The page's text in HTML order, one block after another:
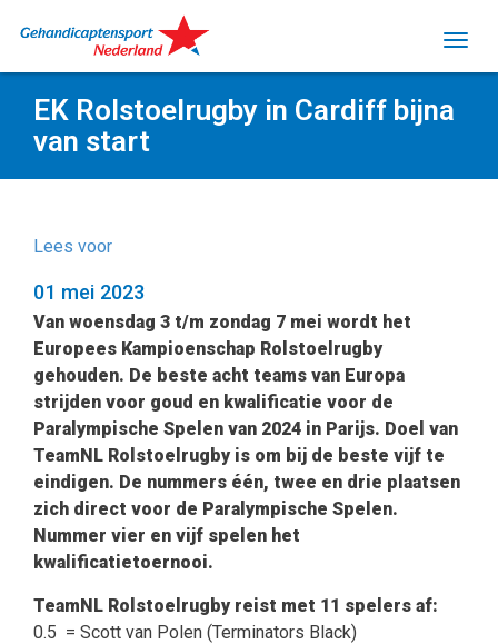
EK Rolstoelrugby in Cardiff bijna
van start
Lees voor
01 mei 2023
Van woensdag 3 t/m zondag 7 mei wordt het
Europees Kampioenschap Rolstoelrugby
gehouden. De beste acht teams van Europa
strijden voor goud en kwalificatie voor de
Paralympische Spelen van 2024 in Parijs. Doel van
TeamNL Rolstoelrugby is om bij de beste vijf te
eindigen. De nummers één, twee en drie plaatsen
zich direct voor de Paralympische Spelen.
Nummer vier en vijf spelen het
kwalificatietoernooi.
TeamNL Rolstoelrugby reist met 11 spelers af:
0.5 = Scott van Polen (Terminators Black)